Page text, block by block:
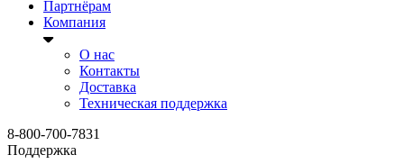
Партнёрам
Компания
О нас
Контакты
Доставка
Техническая поддержка
8-800-700-7831
Поддержка